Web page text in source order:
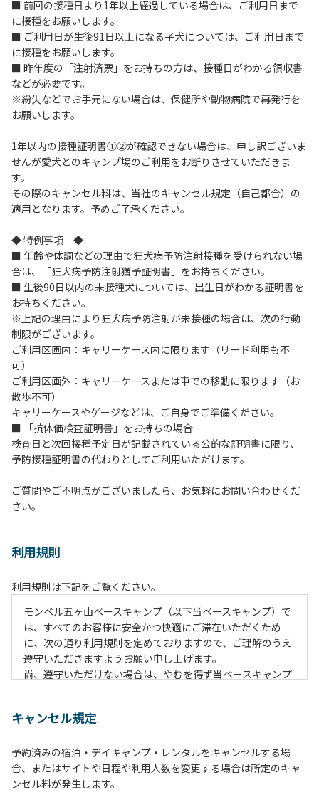
■ 前回の接種日より1年以上経過している場合は、ご利用日まで
に接種をお願いします。
■ ご利用日が生後91日以上になる子犬については、ご利用日まで
に接種をお願いします。
■ 昨年度の「注射済票」をお持ちの方は、接種日がわかる領収書
などが必要です。
※紛失などでお手元にない場合は、保健所や動物病院で再発行を
お願いします。
1年以内の接種証明書①②が確認できない場合は、申し訳ございま
せんが愛犬とのキャンプ場のご利用をお断りさせていただきま
す。
その際のキャンセル料は、当社のキャンセル規定（自己都合）の
適用となります。予めご了承ください。
◆ 特例事項 ◆
■ 年齢や体調などの理由で狂犬病予防注射接種を受けられない場
合は、「狂犬病予防注射猶予証明書」をお持ちください。
■ 生後90日以内の未接種犬については、出生日がわかる証明書を
お持ちください。
※上記の理由により狂犬病予防注射が未接種の場合は、次の行動
制限がございます。
ご利用区画内：キャリーケース内に限ります（リード利用も不
可）
ご利用区画外：キャリーケースまたは車での移動に限ります（お
散歩不可）
キャリーケースやゲージなどは、ご自身でご準備ください。
■ 「抗体価検査証明書」をお持ちの場合
検査日と次回接種予定日が記載されている公的な証明書に限り、
予防接種証明書の代わりとしてご利用いただけます。
ご質問やご不明点がございましたら、お気軽にお問い合わせくだ
さい。
利用規則
利用規則は下記をご覧ください。
モンベル五ヶ山ベースキャンプ（以下当ベースキャンプ）で
は、すべてのお客様に安全かつ快適にご滞在いただくため
に、次の通り利用規則を定めておりますので、ご理解のうえ
遵守いただきますようお願い申し上げます。
尚、遵守いただけない場合は、やむを得ず当ベースキャンプ
【当ベースキャンプ利用に際してのご案内ならびに注意事
１．貴重品の管理は各自で行ってください。
２．利用におけるルールを遵守いただき、ご自身で事故の防
止に努めてください。
キャンセル規定
予約済みの宿泊・デイキャンプ・レンタルをキャンセルする場
合、またはサイトや日程や利用人数を変更する場合は所定のキャ
ンセル料が発生します。